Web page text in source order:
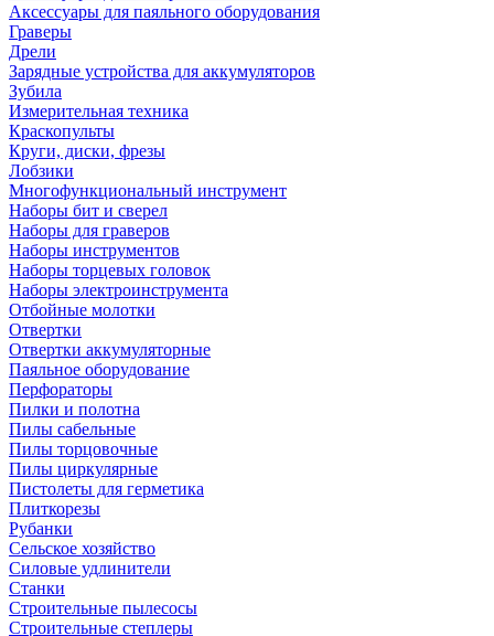
Аксессуары для паяльного оборудования
Граверы
Дрели
Зарядные устройства для аккумуляторов
Зубила
Измерительная техника
Краскопульты
Круги, диски, фрезы
Лобзики
Многофункциональный инструмент
Наборы бит и сверел
Наборы для граверов
Наборы инструментов
Наборы торцевых головок
Наборы электроинструмента
Отбойные молотки
Отвертки
Отвертки аккумуляторные
Паяльное оборудование
Перфораторы
Пилки и полотна
Пилы сабельные
Пилы торцовочные
Пилы циркулярные
Пистолеты для герметика
Плиткорезы
Рубанки
Сельское хозяйство
Силовые удлинители
Станки
Строительные пылесосы
Строительные степлеры